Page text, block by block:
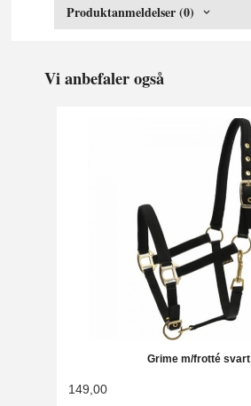
Produktanmeldelser (0)
Vi anbefaler også
Grime m/frotté svart
149,00